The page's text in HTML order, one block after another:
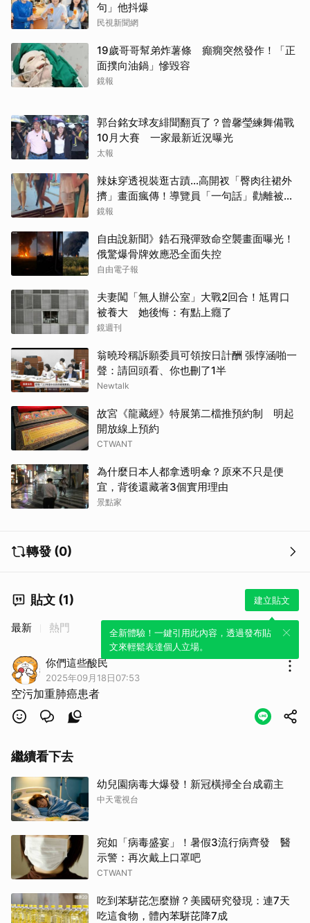
句」他抖爆
民視新聞網
19歲哥哥幫弟炸薯條 癲癇突然發作！「正
面撲向油鍋」慘毀容
鏡報
郭台銘女球友緋聞翻頁了？曾馨瑩練舞備戰
10月大賽 一家最新近況曝光
太報
辣妹穿透視裝逛古蹟…高開衩「臀肉往裙外
擠」畫面瘋傳！導覽員「一句話」勸離被狂
讚
鏡報
自由說新聞》鋯石飛彈致命空襲畫面曝光！
俄驚爆骨牌效應恐全面失控
自由電子報
夫妻闖「無人辦公室」大戰2回合！尪胃口
被養大 她後悔：有點上癮了
鏡週刊
翁曉玲稱訴願委員可領按日計酬 張惇涵啪一
聲：請回頭看、你也刪了1半
Newtalk
故宮《龍藏經》特展第二檔推預約制 明起
開放線上預約
CTWANT
為什麼日本人都拿透明傘？原來不只是便
宜，背後還藏著3個實用理由
景點家
轉發 (0)
貼文 (1) 建立貼文
全新體驗！一鍵引用此內容，透過發布貼
文來輕鬆表達個人立場。
最新 熱門
你們這些酸民
2025年09月18日07:53
空污加重肺癌患者
繼續看下去
幼兒園病毒大爆發！新冠橫掃全台成霸主
中天電視台
宛如「病毒盛宴」！暑假3流行病齊發 醫
示警：再次戴上口罩吧
CTWANT
吃到苯駢芘怎麼辦？美國研究發現：連7天
吃這食物，體內苯駢芘降7成